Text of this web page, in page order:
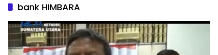
bank HIMBARA